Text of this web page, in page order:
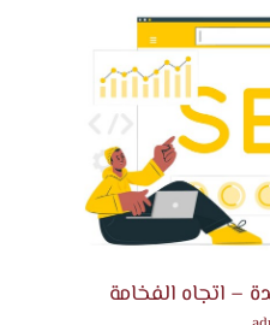
اتجاه الفخامة